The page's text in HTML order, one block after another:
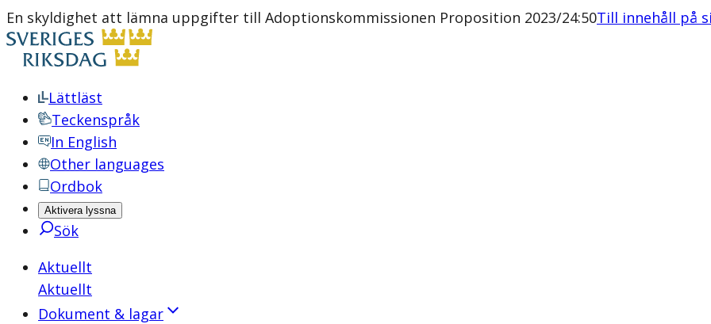
En skyldighet att lämna uppgifter till Adoptionskommissionen Proposition 2023/24:50Till innehåll på
Lättläst
Teckenspråk
In English
Other languages
Ordbok
Aktivera lyssna
Sök
Aktuellt
Aktuellt
Dokument & lagar